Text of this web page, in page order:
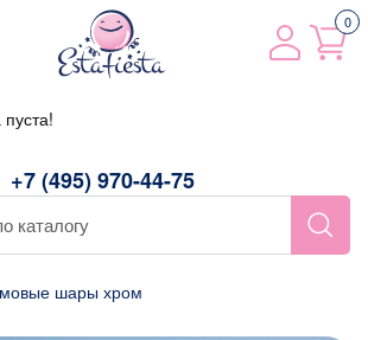
+7 (495) 970-44-75
0
шары хром